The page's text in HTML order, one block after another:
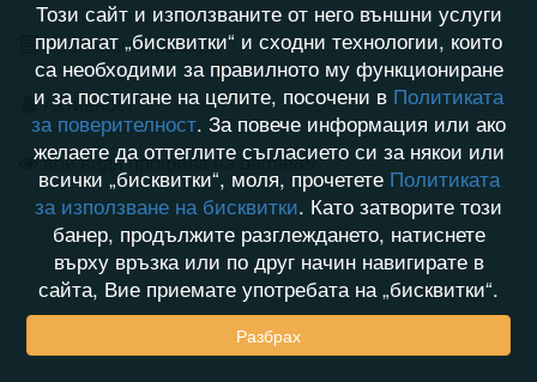
Хронология на игри
Активност
Кой видя профила на barbie85
Този сайт и използваните от него външни услуги
прилагат „бисквитки“ и сходни технологии, които
са необходими за правилното му функциониране
и за постигане на целите, посочени в Политиката
за поверителност. За повече информация или ако
желаете да оттеглите съгласието си за някои или
всички „бисквитки“, моля, прочетете Политиката
за използване на бисквитки. Като затворите този
банер, продължите разглеждането, натиснете
върху връзка или по друг начин навигирате в
сайта, Вие приемате употребата на „бисквитки“.
Разбрах